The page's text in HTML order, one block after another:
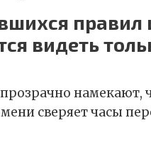
правил
видеть
намекают,
сверяет часы